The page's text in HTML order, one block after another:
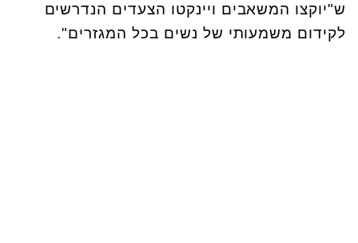
ש"יוקצו המשאבים ויינקטו הצעדים הנדרשים
לקידום משמעותי של נשים בכל המגזרים".